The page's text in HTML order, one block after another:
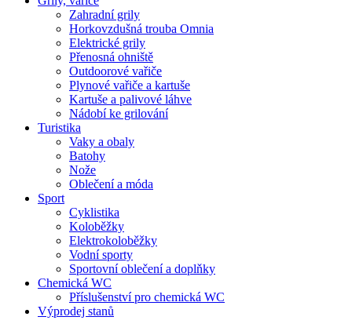
Zahradní grily
Horkovzdušná trouba Omnia
Elektrické grily
Přenosná ohniště
Outdoorové vařiče
Plynové vařiče a kartuše
Kartuše a palivové láhve
Nádobí ke grilování
Turistika
Vaky a obaly
Batohy
Nože
Oblečení a móda
Sport
Cyklistika
Koloběžky
Elektrokoloběžky
Vodní sporty
Sportovní oblečení a doplňky
Chemická WC
Příslušenství pro chemická WC
Výprodej stanů